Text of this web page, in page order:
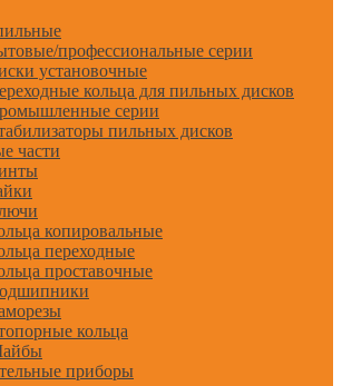
профессиональные серии
установочные
кольца для пильных дисков
серии
пильных дисков
части
копировальные
переходные
проставочные
кольца
приборы